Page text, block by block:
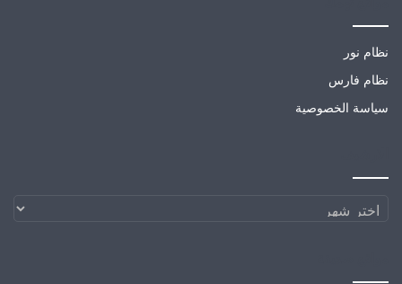
نظام نور
نظام فارس
سياسة الخصوصية
الارشيف